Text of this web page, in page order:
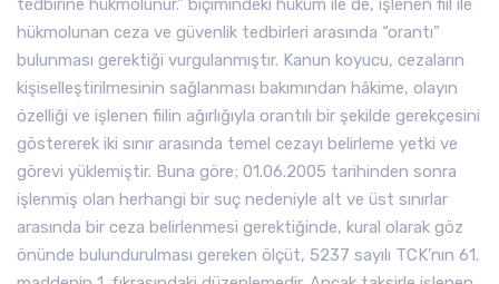
tedbirine hükmolunur.” biçimindeki hüküm ile de, işlenen fiil ile
hükmolunan ceza ve güvenlik tedbirleri arasında “orantı”
bulunması gerektiği vurgulanmıştır. Kanun koyucu, cezaların
kişiselleştirilmesinin sağlanması bakımından hâkime, olayın
özelliği ve işlenen fiilin ağırlığıyla orantılı bir şekilde gerekçesini
göstererek iki sınır arasında temel cezayı belirleme yetki ve
görevi yüklemiştir. Buna göre; 01.06.2005 tarihinden sonra
işlenmiş olan herhangi bir suç nedeniyle alt ve üst sınırlar
arasında bir ceza belirlenmesi gerektiğinde, kural olarak göz
önünde bulundurulması gereken ölçüt, 5237 sayılı TCK’nın 61.